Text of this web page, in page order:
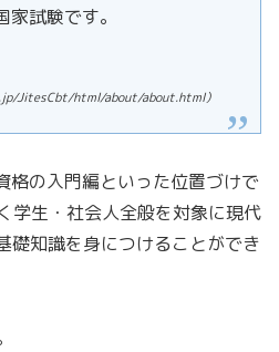
試験です。
JitesCbt/html/about/about.html）
格の入門編といった位置づけで
学生・社会人全般を対象に現代
礎知識を身につけることができ